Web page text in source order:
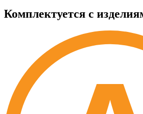
Комплектуется с